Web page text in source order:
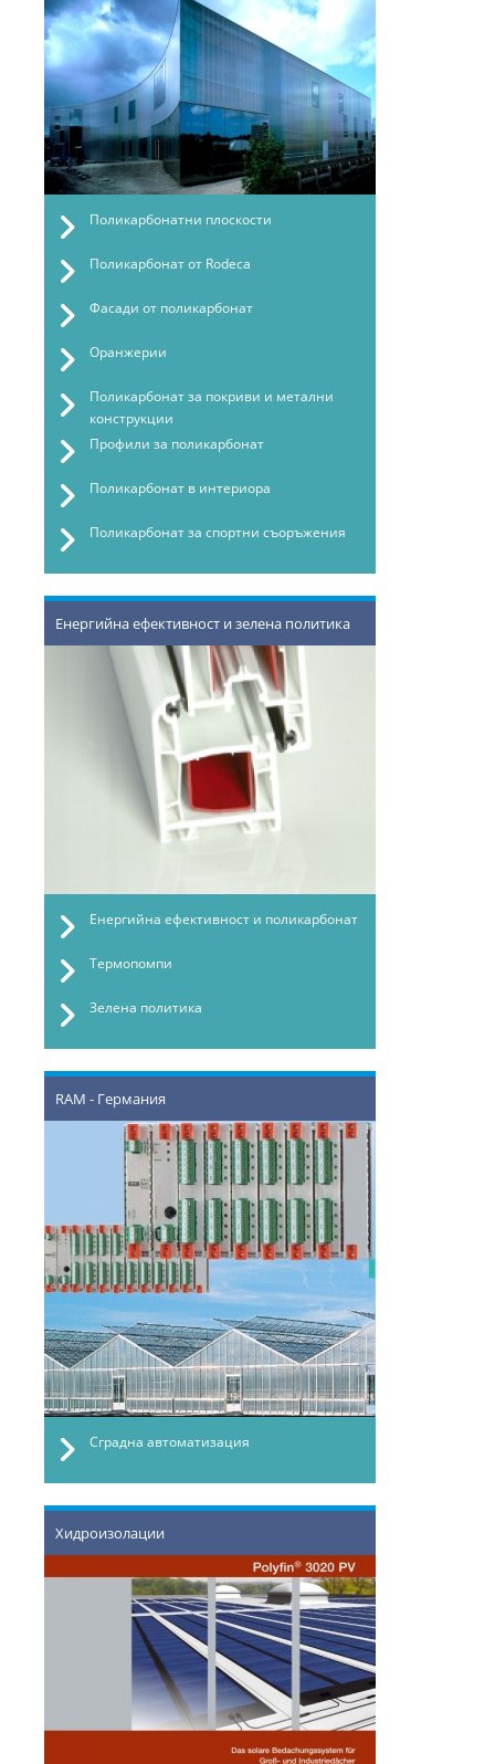
Поликарбонатни плоскости
Поликарбонат от Rodeca
Фасади от поликарбонат
Оранжерии
Поликарбонат за покриви и метални
конструкции
Профили за поликарбонат
Поликарбонат в интериора
Поликарбонат за спортни съоръжения
Енергийна ефективност и зелена политика
Енергийна ефективност и поликарбонат
Термопомпи
Зелена политика
RAM - Германия
Сградна автоматизация
Хидроизолации